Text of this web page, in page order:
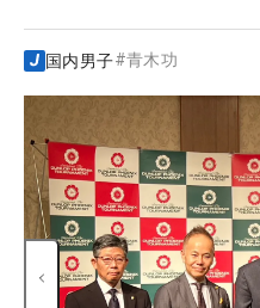
国内男子#青木功